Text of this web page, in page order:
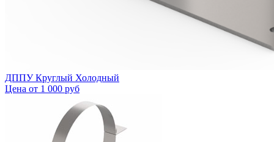
ДППУ Круглый Холодный
Цена от 1 000 руб